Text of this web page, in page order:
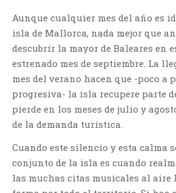
Aunque cualquier mes del año es
isla de Mallorca, nada mejor que
descubrir la mayor de Baleares en
estrenado mes de septiembre. La
mes del verano hacen que -poco a
progresiva- la isla recupere parte
pierde en los meses de julio y
de la demanda turística.
Cuando este silencio y esta calma
conjunto de la isla es cuando
las muchas citas musicales al aire